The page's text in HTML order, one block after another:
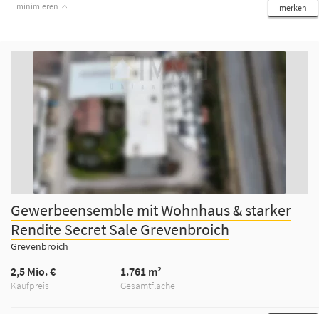
minimieren merken
Gewerbeensemble mit Wohnhaus & starker
Rendite Secret Sale Grevenbroich
Grevenbroich
Kaufpreis
2,5 Mio. €
Gesamtfläche
1.761 m²